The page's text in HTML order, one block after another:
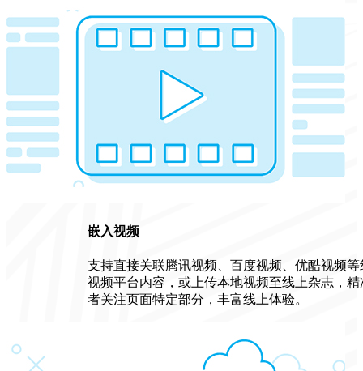
嵌入视频
支持直接关联腾讯视频、百度视频、优酷视频等
视频平台内容，或上传本地视频至线上杂志，精
者关注页面特定部分，丰富线上体验。